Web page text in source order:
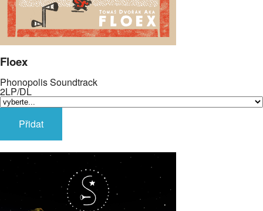
Floex
Phonopolis Soundtrack
2LP/DL
Přidat